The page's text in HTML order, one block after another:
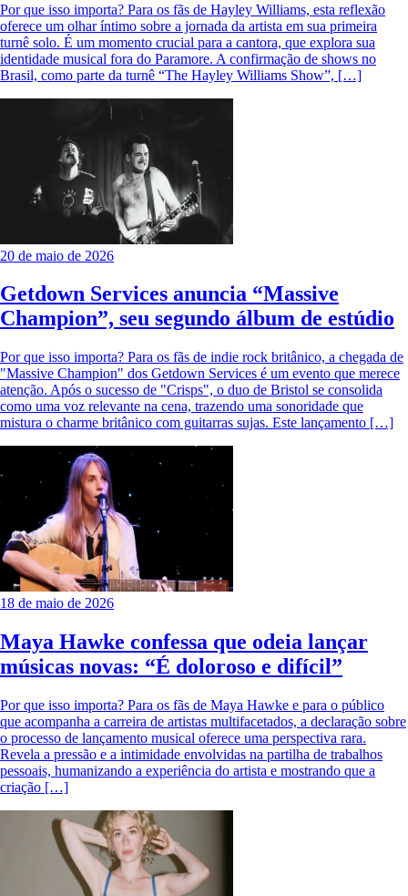
Por que isso importa? Para os fãs de Hayley Williams, esta reflexão
oferece um olhar íntimo sobre a jornada da artista em sua primeira
turnê solo. É um momento crucial para a cantora, que explora sua
identidade musical fora do Paramore. A confirmação de shows no
Brasil, como parte da turnê “The Hayley Williams Show”, […]
20 de maio de 2026
Getdown Services anuncia “Massive
Champion”, seu segundo álbum de estúdio
Por que isso importa? Para os fãs de indie rock britânico, a chegada de
"Massive Champion" dos Getdown Services é um evento que merece
atenção. Após o sucesso de "Crisps", o duo de Bristol se consolida
como uma voz relevante na cena, trazendo uma sonoridade que
mistura o charme britânico com guitarras sujas. Este lançamento […]
18 de maio de 2026
Maya Hawke confessa que odeia lançar
músicas novas: “É doloroso e difícil”
Por que isso importa? Para os fãs de Maya Hawke e para o público
que acompanha a carreira de artistas multifacetados, a declaração sobre
o processo de lançamento musical oferece uma perspectiva rara.
Revela a pressão e a intimidade envolvidas na partilha de trabalhos
pessoais, humanizando a experiência do artista e mostrando que a
criação […]